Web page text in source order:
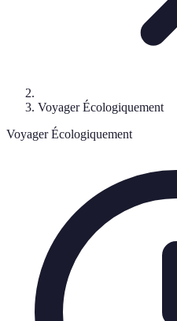
Voyager Écologiquement
Voyager Écologiquement